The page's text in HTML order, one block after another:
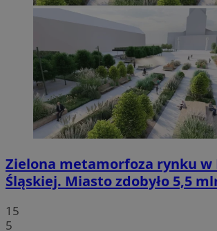
Zielona metamorfoza rynku w
Śląskiej. Miasto zdobyło 5,5
15
5